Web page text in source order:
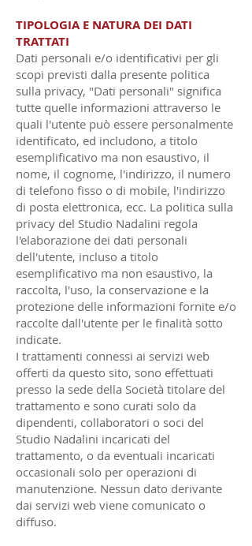
TIPOLOGIA E NATURA DEI DATI
TRATTATI
Dati personali e/o identificativi per gli
scopi previsti dalla presente politica
sulla privacy, "Dati personali" significa
tutte quelle informazioni attraverso le
quali l'utente può essere personalmente
identificato, ed includono, a titolo
esemplificativo ma non esaustivo, il
nome, il cognome, l'indirizzo, il numero
di telefono fisso o di mobile, l'indirizzo
di posta elettronica, ecc. La politica sulla
privacy del Studio Nadalini regola
l'elaborazione dei dati personali
dell'utente, incluso a titolo
esemplificativo ma non esaustivo, la
raccolta, l'uso, la conservazione e la
protezione delle informazioni fornite e/o
raccolte dall'utente per le finalità sotto
indicate.
I trattamenti connessi ai servizi web
offerti da questo sito, sono effettuati
presso la sede della Società titolare del
trattamento e sono curati solo da
dipendenti, collaboratori o soci del
Studio Nadalini incaricati del
trattamento, o da eventuali incaricati
occasionali solo per operazioni di
manutenzione. Nessun dato derivante
dai servizi web viene comunicato o
diffuso.